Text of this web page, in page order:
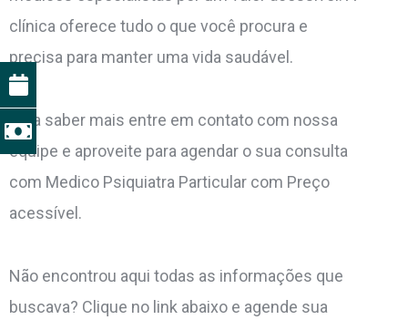
clínica oferece tudo o que você procura e
precisa para manter uma vida saudável.
Para saber mais entre em contato com nossa
equipe e aproveite para agendar o sua consulta
com Medico Psiquiatra Particular com Preço
acessível.
Não encontrou aqui todas as informações que
buscava? Clique no link abaixo e agende sua